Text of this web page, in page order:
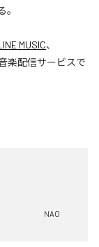
MUSIC、
楽配信サービスで
NAO